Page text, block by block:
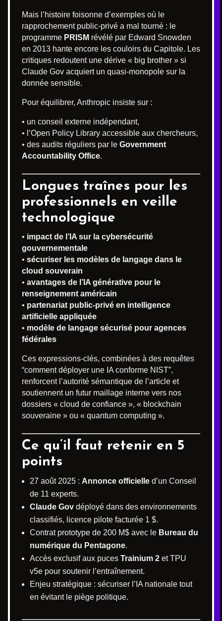
Mais l’histoire foisonne d’exemples où le
rapprochement public-privé a mal tourné : le
programme PRISM révélé par Edward Snowden
en 2013 hante encore les couloirs du Capitole. Les
critiques redoutent une dérive « big brother » si
Claude Gov acquiert un quasi-monopole sur la
donnée sensible.
Pour équilibrer, Anthropic insiste sur :
• un conseil externe indépendant,
• l’Open Policy Library accessible aux chercheurs,
• des audits réguliers par le Government
Accountability Office.
Longues traînes pour les
professionnels en veille
technologique
• impact de l’IA sur la cybersécurité
gouvernementale
• sécuriser les modèles de langage dans le
cloud souverain
• avantages de l’IA générative pour le
renseignement américain
• partenariat public-privé en intelligence
artificielle appliquée
• modèle de langage sécurisé pour agences
fédérales
Ces expressions-clés, combinées à des requêtes
“comment déployer une IA conforme NIST”,
renforcent l’autorité sémantique de l’article et
soutiennent un futur maillage interne vers nos
dossiers « cloud de confiance », « blockchain
souveraine » ou « quantum computing ».
Ce qu’il faut retenir en 5
points
27 août 2025 : Annonce officielle d’un Conseil
de 11 experts.
Claude Gov déployé dans des environnements
classifiés, licence pilote facturée 1 $.
Contrat prototype de 200 M$ avec le Bureau du
numérique du Pentagone.
Accès exclusif aux puces Trainium 2 et TPU
v5e pour soutenir l’entraînement.
Enjeu stratégique : sécuriser l’IA nationale tout
en évitant le piège politique.